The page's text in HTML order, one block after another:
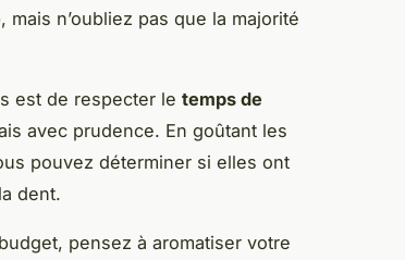
n’oubliez pas que la majorité
est de respecter le temps de
avec prudence. En goûtant les
pouvez déterminer si elles ont
dent.
pensez à aromatiser votre